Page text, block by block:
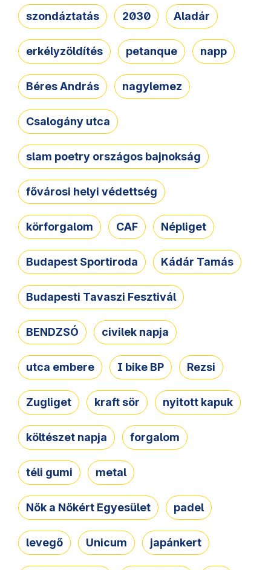
szondáztatás 2030 Aladár
erkélyzöldítés petanque napp
Béres András nagylemez
Csalogány utca
slam poetry országos bajnokság
fővárosi helyi védettség
körforgalom CAF Népliget
Budapest Sportiroda Kádár Tamás
Budapesti Tavaszi Fesztivál
BENDZSÓ civilek napja
utca embere I bike BP Rezsi
Zugliget kraft sör nyitott kapuk
költészet napja forgalom
téli gumi metal
Nők a Nőkért Egyesület padel
levegő Unicum japánkert